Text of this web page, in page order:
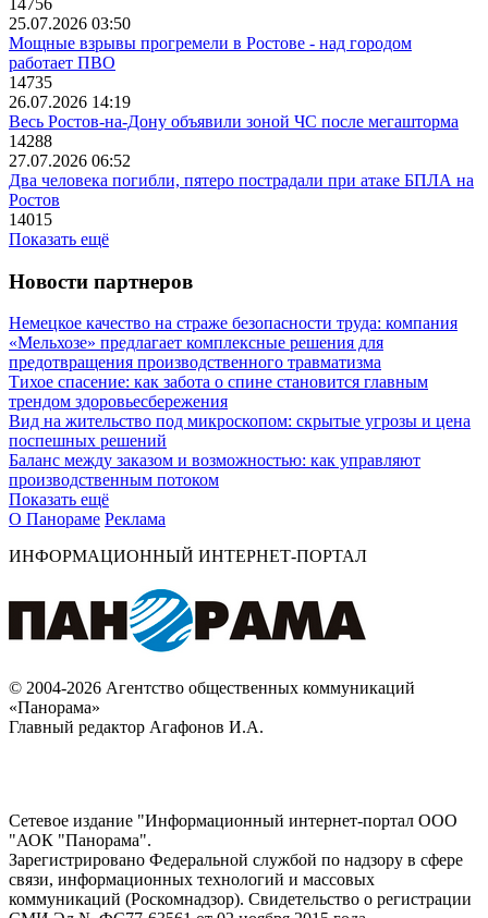
14756
25.07.2026 03:50
Мощные взрывы прогремели в Ростове - над городом
работает ПВО
14735
26.07.2026 14:19
Весь Ростов-на-Дону объявили зоной ЧС после мегашторма
14288
27.07.2026 06:52
Два человека погибли, пятеро пострадали при атаке БПЛА на
Ростов
14015
Показать ещё
Новости партнеров
Немецкое качество на страже безопасности труда: компания
«Мельхозе» предлагает комплексные решения для
предотвращения производственного травматизма
Тихое спасение: как забота о спине становится главным
трендом здоровьесбережения
Вид на жительство под микроскопом: скрытые угрозы и цена
поспешных решений
Баланс между заказом и возможностью: как управляют
производственным потоком
Показать ещё
О Панораме Реклама
ИНФОРМАЦИОННЫЙ ИНТЕРНЕТ-ПОРТАЛ
© 2004-2026 Агентство общественных коммуникаций
«Панорама»
Главный редактор Агафонов И.А.
Сетевое издание "Информационный интернет-портал ООО
"АОК "Панорама".
Зарегистрировано Федеральной службой по надзору в сфере
связи, информационных технологий и массовых
коммуникаций (Роскомнадзор). Cвидетельство о регистрации